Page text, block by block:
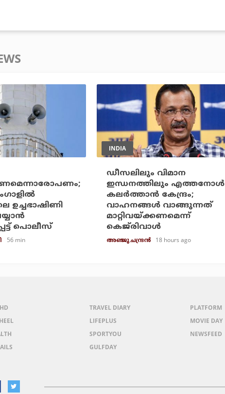
ഉച്ചഭാഷിണി
പൊലീസ്
56 min
INDIA
ഡീസലിലും വിമാന
ഇന്ധനത്തിലും എത്തനോള്‍
കലര്‍ത്താന്‍ കേന്ദ്രം;
വാഹനങ്ങള്‍ വാങ്ങുന്നത്
മാറ്റിവയ്ക്കണമെന്ന്
കെജ്‌രിവാള്‍
അഞ്ജു ചന്ദ്രന്‍ 18 hours ago
TRAVEL DIARY
LIFEPLUS
SPORTYOU
GULFDAY
PLATFORM
MOVIE DAY
NEWSFEED